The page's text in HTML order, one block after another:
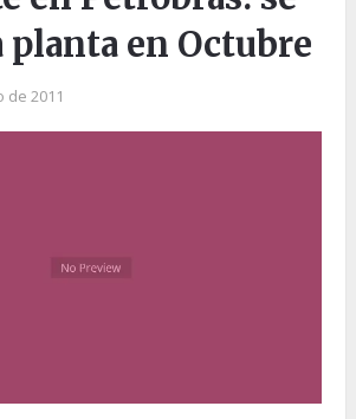
planta en Octubre
de 2011